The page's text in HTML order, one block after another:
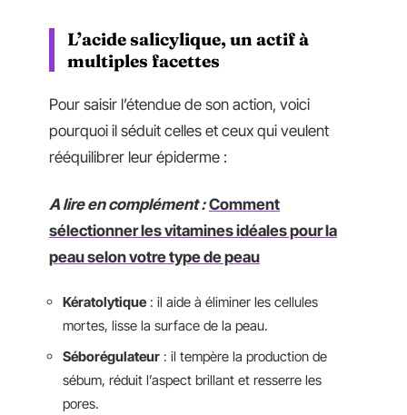
L’acide salicylique, un actif à
multiples facettes
Pour saisir l’étendue de son action, voici
pourquoi il séduit celles et ceux qui veulent
rééquilibrer leur épiderme :
A lire en complément : Comment
sélectionner les vitamines idéales pour la
peau selon votre type de peau
Kératolytique : il aide à éliminer les cellules
mortes, lisse la surface de la peau.
Séborégulateur : il tempère la production de
sébum, réduit l’aspect brillant et resserre les
pores.